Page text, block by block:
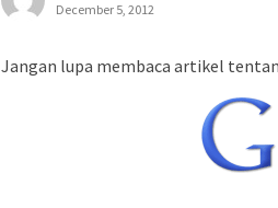
December 5, 2012
Jangan lupa membaca artikel